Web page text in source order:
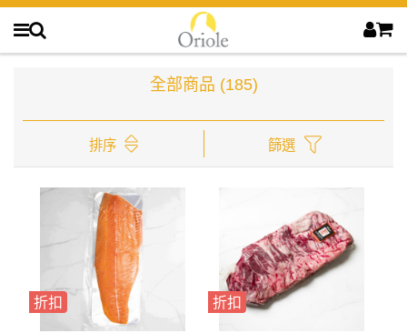
全部商品 (185)
排序 篩選
折扣 折扣